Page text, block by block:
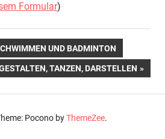
Formular)
UND BADMINTON
TANZEN, DARSTELLEN
Pocono byThemeZee.